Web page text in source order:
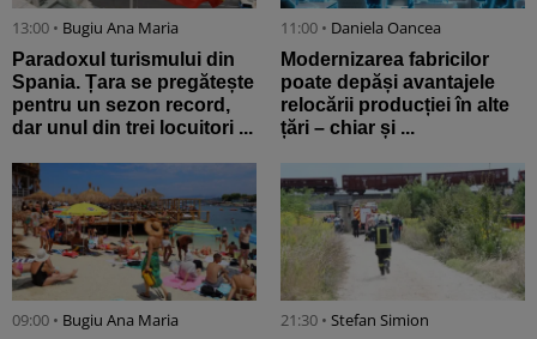
13:00 • Bugiu ⁠Ana Maria
Paradoxul turismului din
Spania. Țara se pregătește
pentru un sezon record,
dar unul din trei locuitori ...
11:00 • Daniela Oancea
Modernizarea fabricilor
poate depăși avantajele
relocării producției în alte
țări – chiar și ...
09:00 • Bugiu ⁠Ana Maria 21:30 • Stefan Simion